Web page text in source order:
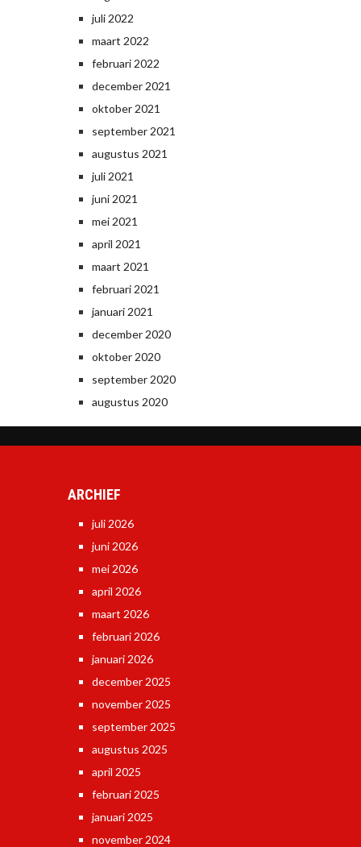
juli 2022
maart 2022
februari 2022
december 2021
oktober 2021
september 2021
augustus 2021
juli 2021
juni 2021
mei 2021
april 2021
maart 2021
februari 2021
januari 2021
december 2020
oktober 2020
september 2020
augustus 2020
ARCHIEF
juli 2026
juni 2026
mei 2026
april 2026
maart 2026
februari 2026
januari 2026
december 2025
november 2025
september 2025
augustus 2025
april 2025
februari 2025
januari 2025
november 2024